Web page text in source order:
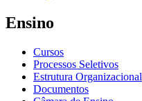
Ensino
Cursos
Processos Seletivos
Estrutura Organizacional
Documentos